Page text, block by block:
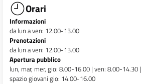
Orari
Informazioni
da lun a ven: 12.00-13.00
Prenotazioni
da lun a ven: 12.00-13.00
Apertura pubblico
lun, mar, mer, gio: 8.00-16.00 | ven: 8.00-14.30 |
spazio giovani gio: 14.00-16.00